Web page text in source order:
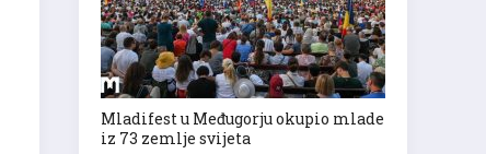
Mladifest u Međugorju okupio mlade
iz 73 zemlje svijeta